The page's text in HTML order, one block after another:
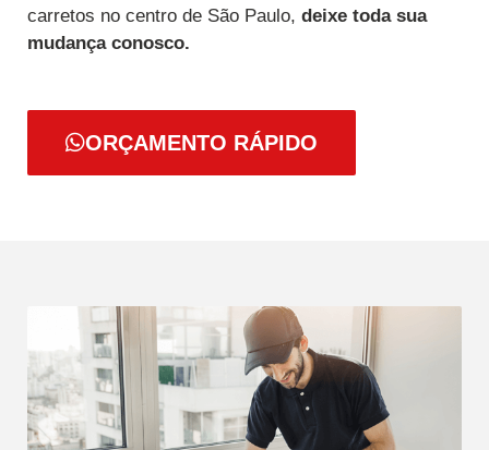
carretos no centro de São Paulo, deixe toda sua
mudança conosco.
ORÇAMENTO RÁPIDO